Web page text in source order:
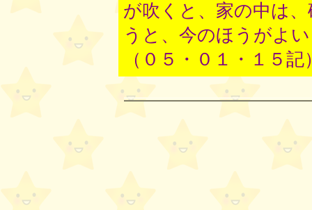
が吹くと、家の中は、
うと、今のほうがよ
（０５・０１・１５記